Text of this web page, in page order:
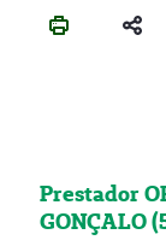
Prestador
GONÇALO